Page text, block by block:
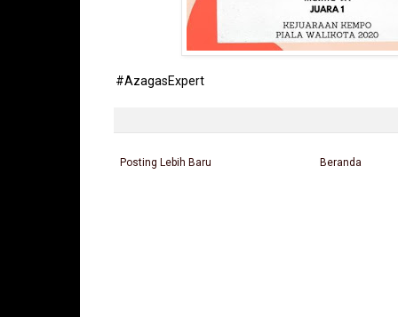
#AzagasExpert
Posting Lebih Baru Beranda